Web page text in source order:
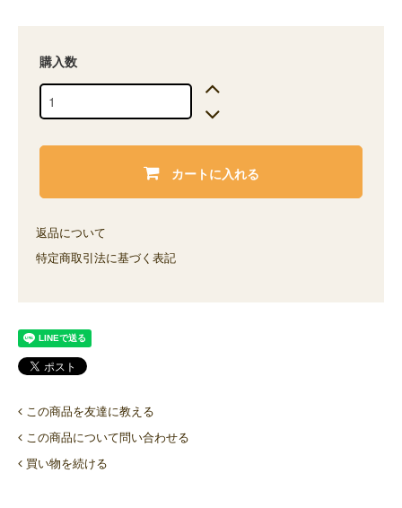
購入数
カートに入れる
返品について
特定商取引法に基づく表記
この商品を友達に教える
この商品について問い合わせる
買い物を続ける